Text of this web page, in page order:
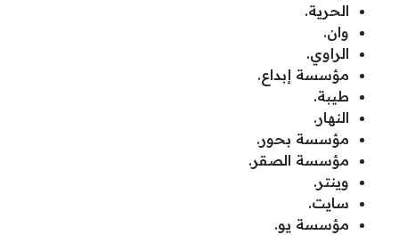
الحرية.
وان.
الراوي.
مؤسسة إبداع.
طيبة.
النهار.
مؤسسة بحور.
مؤسسة الصقر.
وينتر.
سايت.
مؤسسة يو.